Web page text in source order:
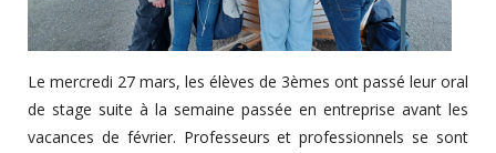
Le mercredi 27 mars, les élèves de 3èmes ont passé leur oral
de stage suite à la semaine passée en entreprise avant les
vacances de février. Professeurs et professionnels se sont